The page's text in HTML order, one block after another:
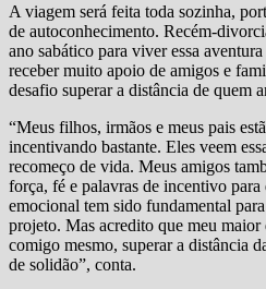
A viagem será feita toda sozinha,
de autoconhecimento. Recém-
ano sabático para viver essa
receber muito apoio de amigos e
desafio superar a distância de quem
“Meus filhos, irmãos e meus pais
incentivando bastante. Eles veem
recomeço de vida. Meus amigos
força, fé e palavras de incentivo
emocional tem sido fundamental
projeto. Mas acredito que meu maior
comigo mesmo, superar a distância
de solidão”, conta.